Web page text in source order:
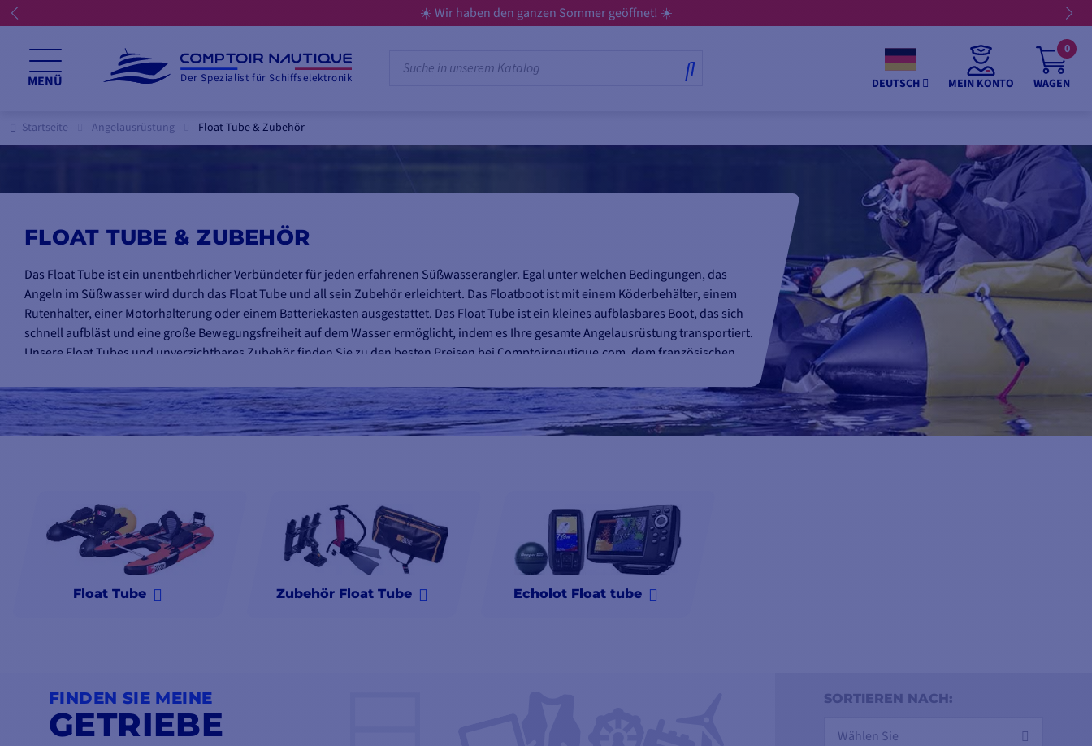
☀️ Wir haben den ganzen Sommer geöffnet! ☀️
MENÜ Der Spezialist für Schiffselektronik DEUTSCH MEIN KONTO WAGEN
0
Startseite Angelausrüstung Float Tube & Zubehör
FLOAT TUBE & ZUBEHÖR
Das Float Tube ist ein unentbehrlicher Verbündeter für jeden erfahrenen Süßwasserangler. Egal unter welchen Bedingungen, das
Angeln im Süßwasser wird durch das Float Tube und all sein Zubehör erleichtert. Das Floatboot ist mit einem Köderbehälter, einem
Rutenhalter, einer Motorhalterung oder einem Batteriekasten ausgestattet. Das Float Tube ist ein kleines aufblasbares Boot, das sich
schnell aufbläst und eine große Bewegungsfreiheit auf dem Wasser ermöglicht, indem es Ihre gesamte Angelausrüstung transportiert.
Unsere Float Tubes und unverzichtbares Zubehör finden Siezu den besten Preisen bei Comptoirnautique.com, dem französischen
Float Tube Zubehör Float Tube Echolot Float tube
FINDEN SIE MEINE
GETRIEBE
SORTIEREN NACH:
Wählen Sie